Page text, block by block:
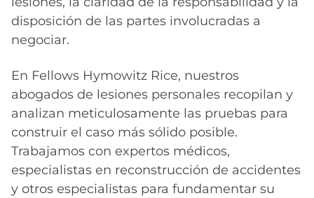
disposición de las partes involucradas a
negociar.
En Fellows Hymowitz Rice, nuestros
abogados de lesiones personales recopilan y
analizan meticulosamente las pruebas para
construir el caso más sólido posible.
Trabajamos con expertos médicos,
especialistas en reconstrucción de accidentes
y otros especialistas para fundamentar su